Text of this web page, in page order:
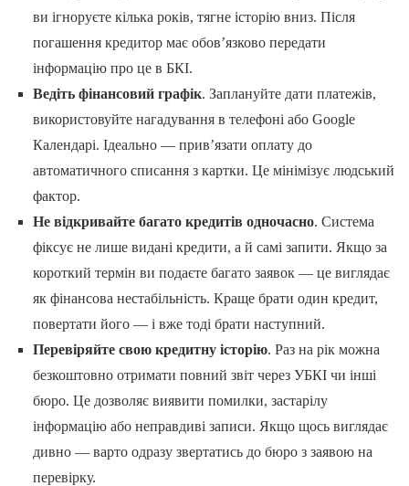
ви ігноруєте кілька років, тягне історію вниз. Після
погашення кредитор має обов’язково передати
інформацію про це в БКІ.
Ведіть фінансовий графік. Заплануйте дати платежів,
використовуйте нагадування в телефоні або Google
Календарі. Ідеально — прив’язати оплату до
автоматичного списання з картки. Це мінімізує людський
фактор.
Не відкривайте багато кредитів одночасно. Система
фіксує не лише видані кредити, а й самі запити. Якщо за
короткий термін ви подаєте багато заявок — це виглядає
як фінансова нестабільність. Краще брати один кредит,
повертати його — і вже тоді брати наступний.
Перевіряйте свою кредитну історію. Раз на рік можна
безкоштовно отримати повний звіт через УБКІ чи інші
бюро. Це дозволяє виявити помилки, застарілу
інформацію або неправдиві записи. Якщо щось виглядає
дивно — варто одразу звертатись до бюро з заявою на
перевірку.